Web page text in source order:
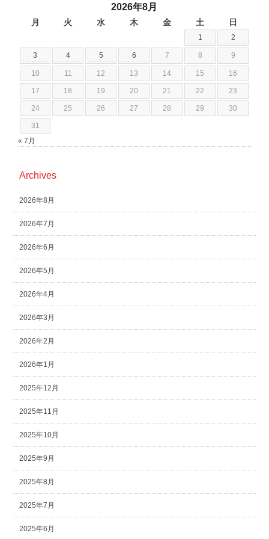
2026年8月
月 火 水 木 金 土 日
1 2
3 4 5 6 7 8 9
10 11 12 13 14 15 16
17 18 19 20 21 22 23
24 25 26 27 28 29 30
31
« 7月
Archives
2026年8月
2026年7月
2026年6月
2026年5月
2026年4月
2026年3月
2026年2月
2026年1月
2025年12月
2025年11月
2025年10月
2025年9月
2025年8月
2025年7月
2025年6月